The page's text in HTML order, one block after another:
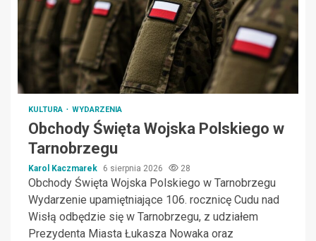
KULTURA WYDARZENIA
Obchody Święta Wojska Polskiego w
Tarnobrzegu
Karol Kaczmarek 6 sierpnia 2026 28
Obchody Święta Wojska Polskiego w Tarnobrzegu
Wydarzenie upamiętniające 106. rocznicę Cudu nad
Wisłą odbędzie się w Tarnobrzegu, z udziałem
Prezydenta Miasta Łukasza Nowaka oraz